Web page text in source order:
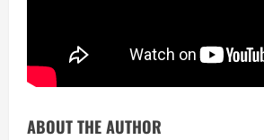
ABOUT THE AUTHOR